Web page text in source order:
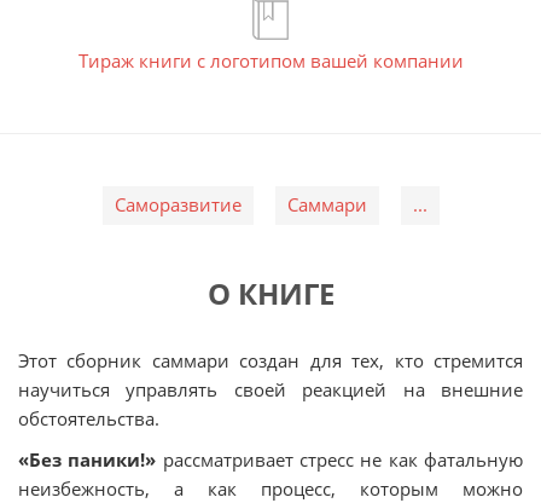
Тираж книги с логотипом вашей компании
Саморазвитие Саммари ...
О КНИГЕ
Этот сборник саммари создан для тех, кто стремится
научиться управлять своей реакцией на внешние
обстоятельства.
«Без паники!» рассматривает стресс не как фатальную
неизбежность, а как процесс, которым можно